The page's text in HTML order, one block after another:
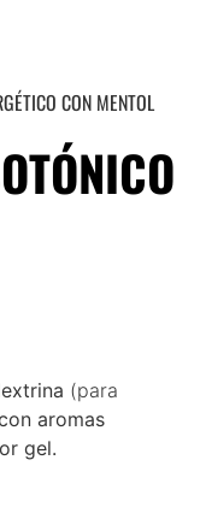
CON MENTOL
(para
aromas
gel.